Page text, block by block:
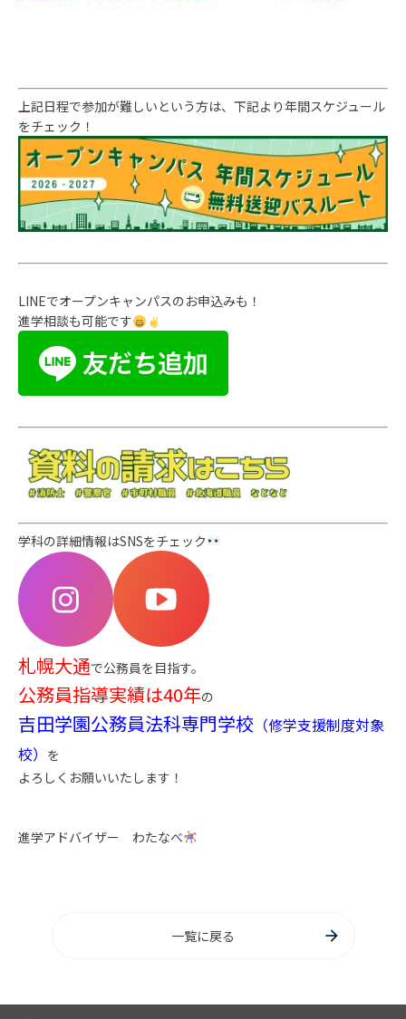
上記日程で参加が難しいという方は、下記より年間スケジュール
をチェック！
LINEでオープンキャンパスのお申込みも！
進学相談も可能です
学科の詳細情報はSNSをチェック
札幌大通で公務員を目指す。
公務員指導実績は40年の
吉田学園公務員法科専門学校 （修学支援制度対象
校） を
よろしくお願いいたします！
進学アドバイザー わたなべ
一覧に戻る